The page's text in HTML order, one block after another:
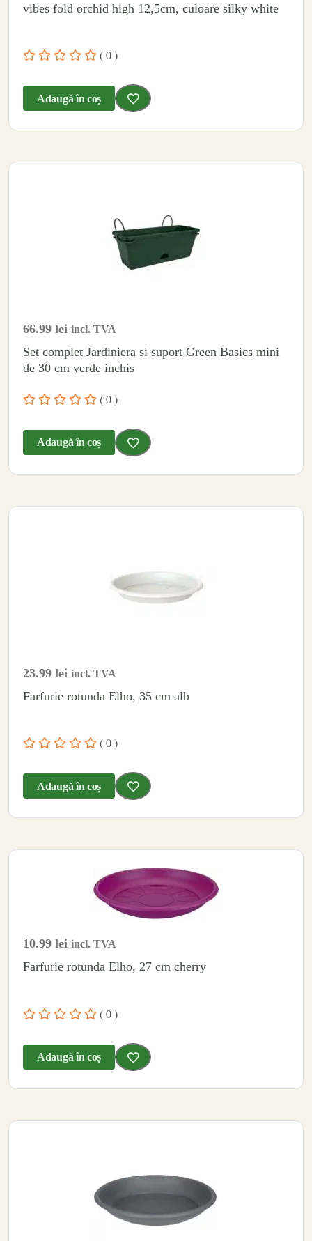
vibes fold orchid high 12,5cm, culoare silky white
( 0 )
Adaugă în coș
66.99 lei incl. TVA
Set complet Jardiniera si suport Green Basics mini
de 30 cm verde inchis
( 0 )
Adaugă în coș
23.99 lei incl. TVA
Farfurie rotunda Elho, 35 cm alb
( 0 )
Adaugă în coș
10.99 lei incl. TVA
Farfurie rotunda Elho, 27 cm cherry
( 0 )
Adaugă în coș